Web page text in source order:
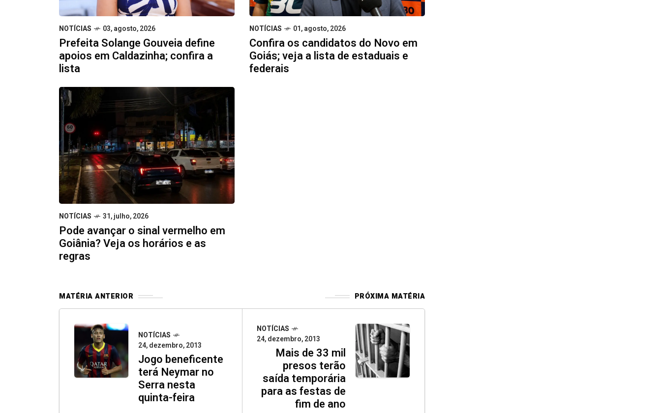
NOTÍCIAS 03, agosto, 2026
Prefeita Solange Gouveia define
apoios em Caldazinha; confira a
lista
NOTÍCIAS 01, agosto, 2026
Confira os candidatos do Novo em
Goiás; veja a lista de estaduais e
federais
NOTÍCIAS 31, julho, 2026
Pode avançar o sinal vermelho em
Goiânia? Veja os horários e as
regras
MATÉRIA ANTERIOR PRÓXIMA MATÉRIA
NOTÍCIAS
24, dezembro, 2013
Jogo beneficente
terá Neymar no
Serra nesta
quinta-feira
NOTÍCIAS
24, dezembro, 2013
Mais de 33 mil
presos terão
saída temporária
para as festas de
fim de ano